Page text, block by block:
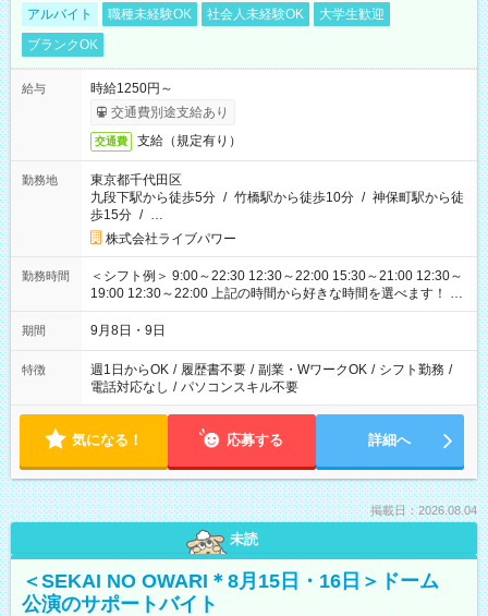
アルバイト 職種未経験OK 社会人未経験OK
大学生歓迎
ブランクOK
給与
時給1250円～
交通費別途支給あり
交通費 支給（規定有り）
勤務地
東京都千代田区
九段下駅から徒歩5分 / 竹橋駅から徒歩10分 / 神保町駅から徒
歩15分 / …
株式会社ライブパワー
勤務時間
＜シフト例＞ 9:00～22:30 12:30～22:00 15:30～21:00 12:30～
19:00 12:30～22:00 上記の時間から好きな時間を選べます！ ※
時間は変更となる可能性があります
期間 9月8日・9日
特徴 週1日からOK / 履歴書不要 / 副業・WワークOK / シフト勤務 /
電話対応なし / パソコンスキル不要
気になる！ 応募する 詳細へ
掲載日：2026.08.04
未読
＜SEKAI NO OWARI＊8月15日・16日＞ドーム
公演のサポートバイト